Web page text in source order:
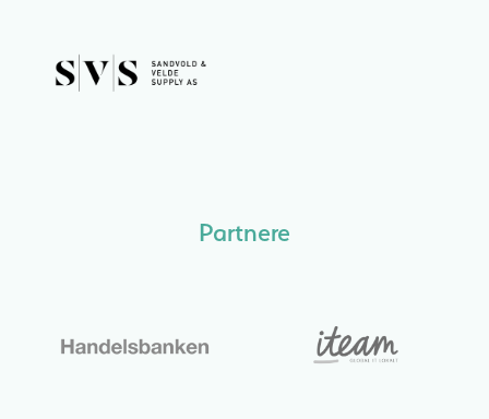
Partnere